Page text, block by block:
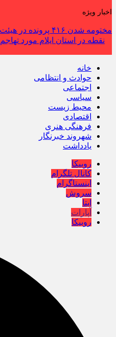
اخبار ویژه
مختومه شدن ۴۱۶ پرونده در هیئت‌های صلح ایلام
نقطه در استان ایلام مورد
خانه
حوادث و انتظامی
اجتماعی
سیاسی
محیط زیست
اقتصادی
فرهنگی هنری
شهروند خبرنگار
یادداشت
روبیکا
کانال تلگرام
اینستاگرام
سروش
ایتا
آپارات
روبیکا